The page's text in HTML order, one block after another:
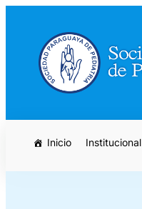
contenido
Inicio Institucional